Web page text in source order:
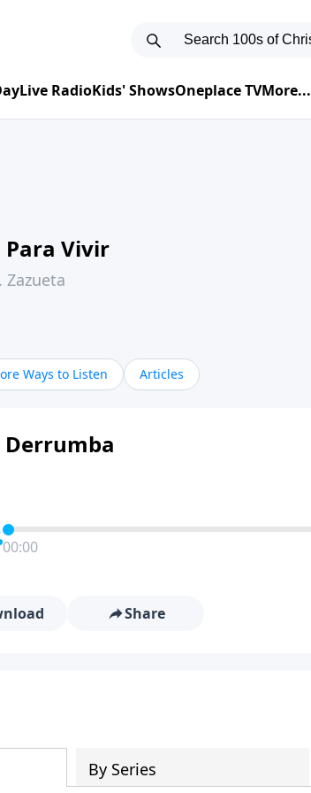
Live RadioKids' ShowsOneplace TVMore...
Para Vivir
Zazueta
Ways to Listen Articles
Derrumba
00:00
Share
By Series